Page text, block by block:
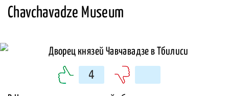
Chavchavadze Museum
4